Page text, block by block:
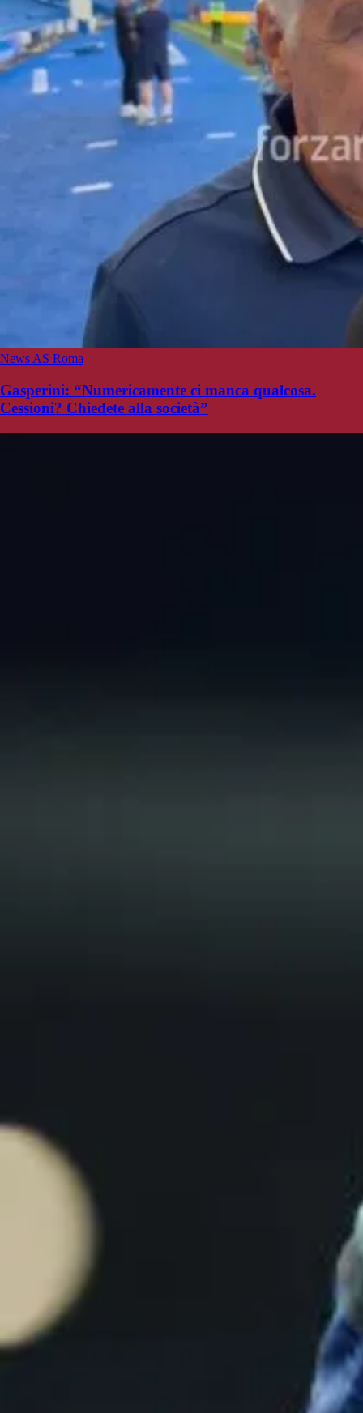
News AS Roma
Gasperini: “Numericamente ci manca qualcosa.
Cessioni? Chiedete alla società”